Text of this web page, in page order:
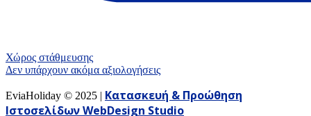
Χώρος στάθμευσης
Δεν υπάρχουν ακόμα αξιολογήσεις
EviaHoliday © 2025 | Κατασκευή & Προώθηση
Ιστοσελίδων WebDesign Studio